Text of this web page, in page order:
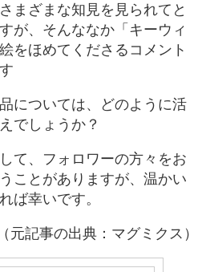
まざまな知見を見られてと
が、そんななか「キーウィ
をほめてくださるコメント
については、どのように活
でしょうか？
て、フォロワーの方々をお
ことがありますが、温かい
ば幸いです。
（元記事の出典：マグミクス）